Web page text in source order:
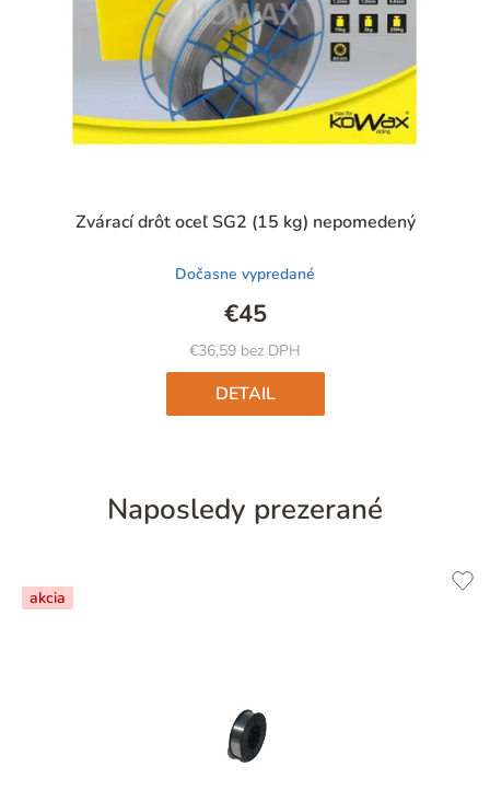
Zvárací drôt oceľ SG2 (15 kg) nepomedený
hodnotenie
je
5,0
z
5
hviezdičiek.
Dočasne vypredané
€36,59 bez DPH
€45
DETAIL
Naposledy prezerané
akcia